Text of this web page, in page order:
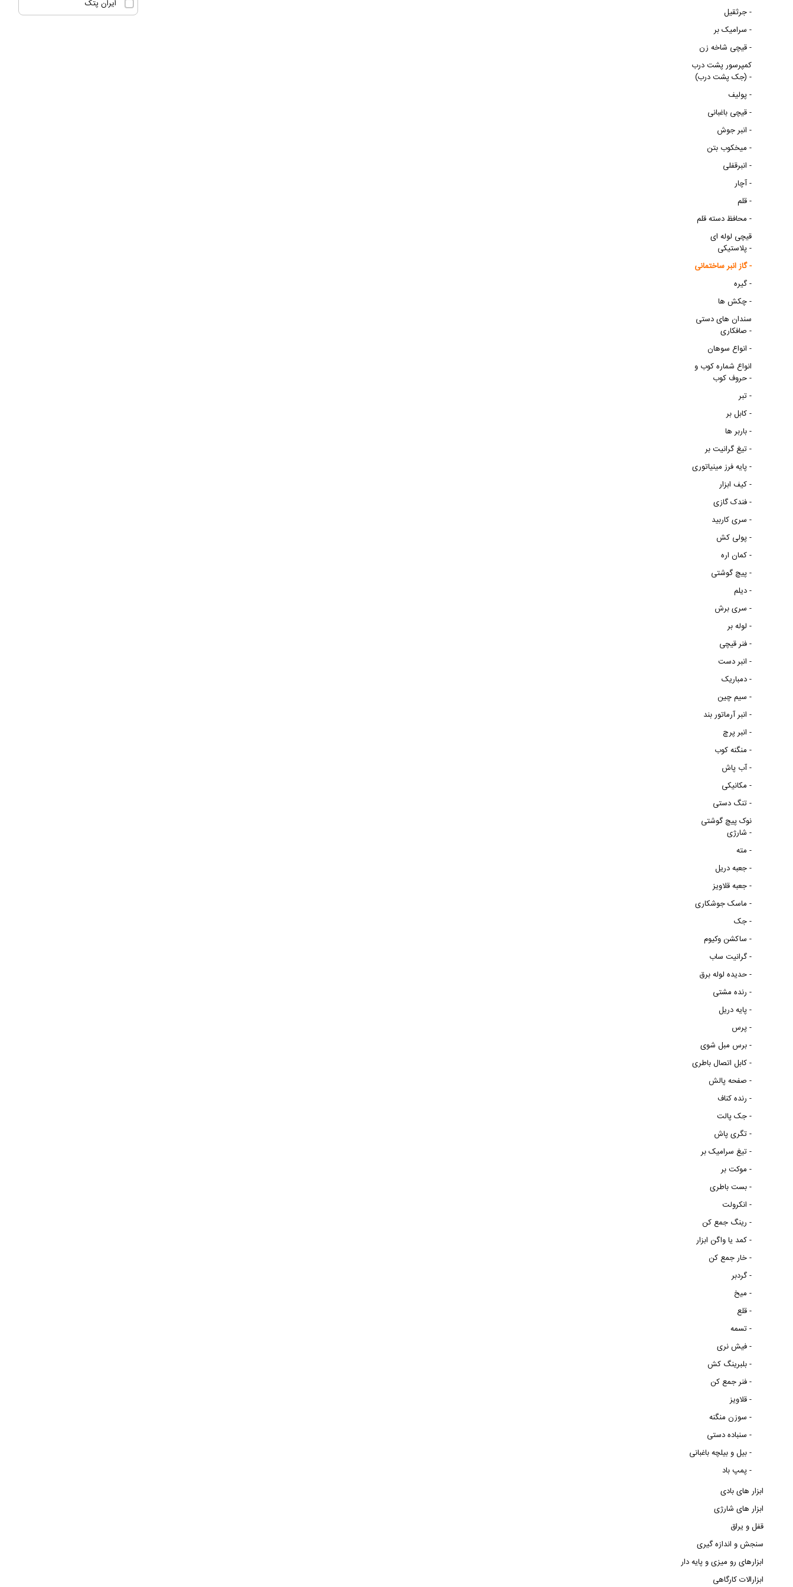
ایران پتک
جرثقیل -
سرامیک بر -
قیچی شاخه زن -
کمپرسور پشت درب
(جک پشت درب) -
پولیف -
قیچی باغبانی -
انبر جوش -
میخکوب بتن -
انبرقفلی -
آچار -
قلم -
محافظ دسته قلم -
قیچی لوله ای
پلاستیکی -
گاز انبر ساختمانی -
گیره -
چکش ها -
سندان های دستی
صافکاری -
انواع سوهان -
انواع شماره کوب و
حروف کوب -
تبر -
کابل بر -
باربر ها -
تیغ گرانیت بر -
پایه فرز مینیاتوری -
کیف ابزار -
فندک گازی -
سری کاربید -
پولی کش -
کمان اره -
پیچ گوشتی -
دیلم -
سری برش -
لوله بر -
فنر قیچی -
انبر دست -
دمباریک -
سیم چین -
انبر آرماتور بند -
انبر پرچ -
منگنه کوب -
آب پاش -
مکانیکی -
تنگ دستی -
نوک پیچ گوشتی
شارژی -
مته -
جعبه دریل -
جعبه قلاویز -
ماسک جوشکاری -
جک -
ساکشن وکیوم -
گرانیت ساب -
حدیده لوله برق -
رنده مشتی -
پایه دریل -
پرس -
برس مبل شوی -
کابل اتصال باطری -
صفحه پالش -
رنده کناف -
جک پالت -
تگری پاش -
تیغ سرامیک بر -
موکت بر -
بست باطری -
انکرولت -
رینگ جمع کن -
کمد یا واگن ابزار -
خار جمع کن -
گردبر -
میخ -
قلع -
تسمه -
فیش نری -
بلبرینگ کش -
فنر جمع کن -
قلاویز -
سوزن منگنه -
سنباده دستی -
بیل و بیلچه باغبانی -
پمپ باد -
ابزار های بادی
ابزار های شارژی
قفل و یراق
سنجش و اندازه گیری
ابزارهای رو میزی و پایه دار
ابزارالات کارگاهی